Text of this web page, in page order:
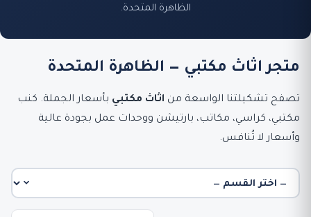
الظاهرة المتحدة.
متجر اثاث مكتبي — الظاهرة المتحدة
تصفح تشكيلتنا الواسعة من اثاث مكتبي بأسعار الجملة. كنب
مكتبي، كراسي، مكاتب، بارتيشن ووحدات عمل بجودة عالية
وأسعار لا تُنافس.